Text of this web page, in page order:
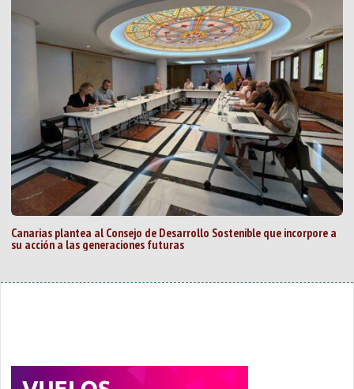
Canarias plantea al Consejo de Desarrollo Sostenible que incorpore a
su acción a las generaciones futuras